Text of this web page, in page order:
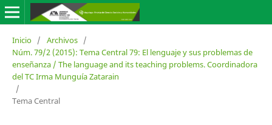
Inicio / Archivos /
Núm. 79/2 (2015): Tema Central 79: El lenguaje y sus problemas de
enseñanza / The language and its teaching problems. Coordinadora
del TC Irma Munguía Zatarain
/
Tema Central